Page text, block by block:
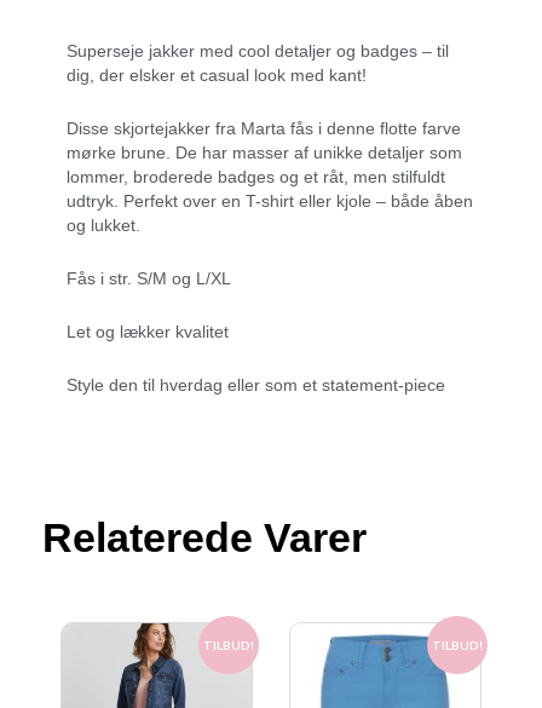
Superseje jakker med cool detaljer og badges – til
dig, der elsker et casual look med kant!
Disse skjortejakker fra Marta fås i denne flotte farve
mørke brune. De har masser af unikke detaljer som
lommer, broderede badges og et råt, men stilfuldt
udtryk. Perfekt over en T-shirt eller kjole – både åben
og lukket.
Fås i str. S/M og L/XL
Let og lækker kvalitet
Style den til hverdag eller som et statement-piece
Relaterede Varer
TILBUD!
Den
oprindelige
pris
Den
aktuelle
pris
TILBUD!
Den
oprindelige
pris
Den
aktuelle
pris